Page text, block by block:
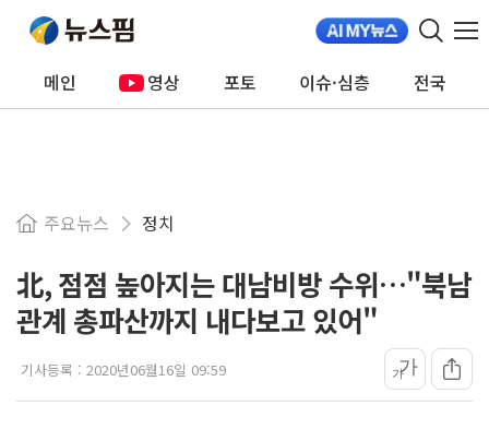
메인 영상 포토 이슈·심층 전국
주요뉴스 정치
北, 점점 높아지는 대남비방 수위…"북남
관계 총파산까지 내다보고 있어"
기사등록 : 2020년06월16일 09:59 가가